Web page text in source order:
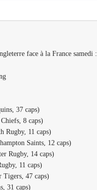
face à la France samedi :
37 caps)
8 caps)
Rugby, 11 caps)
Saints, 12 caps)
Rugby, 14 caps)
11 caps)
Tigers, 47 caps)
31 caps)